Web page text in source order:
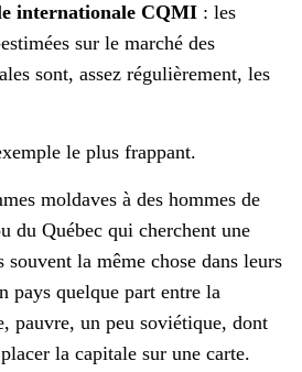
internationale CQMI : les
sur le marché des
sont, assez régulièrement, les
le plus frappant.
moldaves à des hommes de
du Québec qui cherchent une
la même chose dans leurs
quelque part entre la
pauvre, un peu soviétique, dont
la capitale sur une carte.